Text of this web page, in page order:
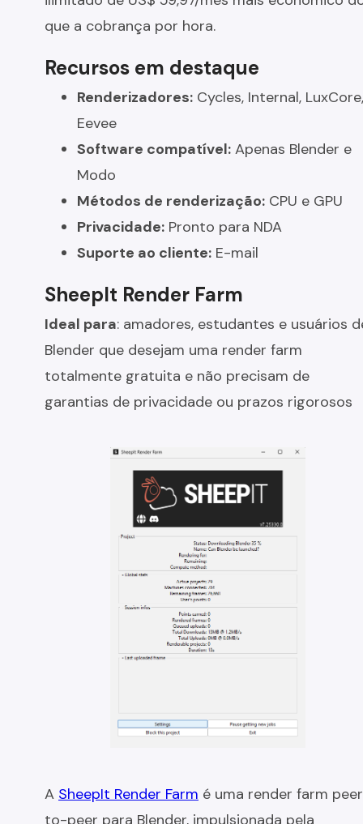
que a cobrança por hora.
Recursos em destaque
Renderizadores: Cycles, Internal, LuxCore,
Eevee
Software compatível: Apenas Blender e
Modo
Métodos de renderização: CPU e GPU
Privacidade: Pronto para NDA
Suporte ao cliente: E-mail
SheepIt Render Farm
Ideal para: amadores, estudantes e usuários
Blender que desejam uma render farm
totalmente gratuita e não precisam de
garantias de privacidade ou prazos rigorosos
A SheepIt Render Farm é uma render farm
to-peer para Blender, impulsionada pela